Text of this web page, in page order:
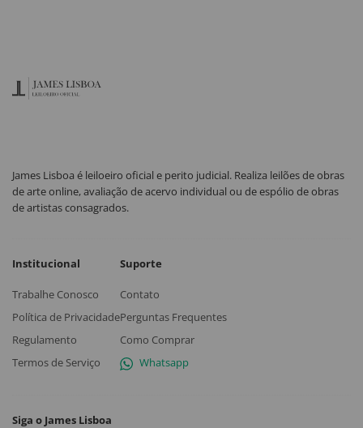
James Lisboa é leiloeiro oficial e perito judicial. Realiza leilões de obras
de arte online, avaliação de acervo individual ou de espólio de obras
de artistas consagrados.
Institucional
Trabalhe Conosco
Política de Privacidade
Regulamento
Termos de Serviço
Suporte
Contato
Perguntas Frequentes
Como Comprar
Whatsapp
Siga o James Lisboa